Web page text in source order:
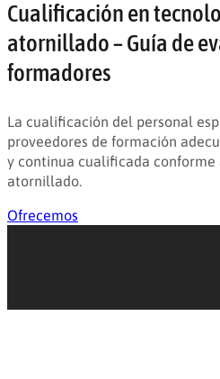
Cualificación en
atornillado – Guía de
formadores
La cualificación del personal
proveedores de formación
y continua cualificada conforme
atornillado.
Ofrecemos